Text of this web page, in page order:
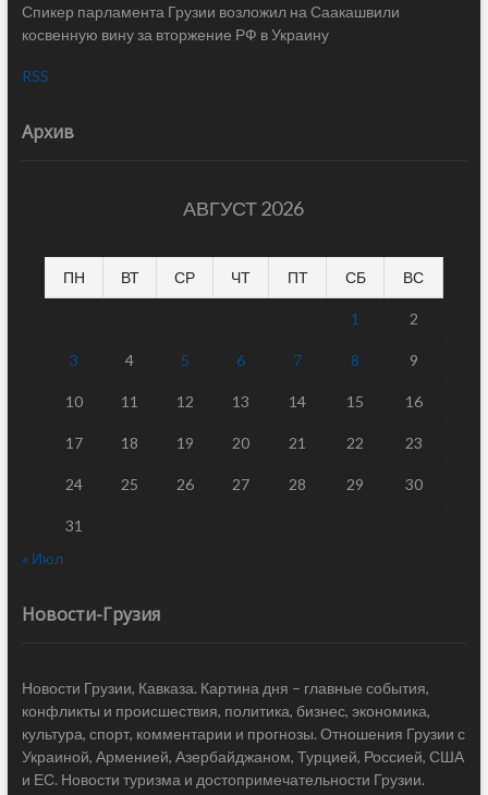
Спикер парламента Грузии возложил на Саакашвили
косвенную вину за вторжение РФ в Украину
RSS
Архив
АВГУСТ 2026
ПН ВТ СР ЧТ ПТ СБ ВС
1 2
3 4 5 6 7 8 9
10 11 12 13 14 15 16
17 18 19 20 21 22 23
24 25 26 27 28 29 30
31
« Июл
Новости-Грузия
Новости Грузии, Кавказа. Картина дня – главные события,
конфликты и происшествия, политика, бизнес, экономика,
культура, спорт, комментарии и прогнозы. Отношения Грузии с
Украиной, Арменией, Азербайджаном, Турцией, Россией, США
и ЕС. Новости туризма и достопримечательности Грузии.